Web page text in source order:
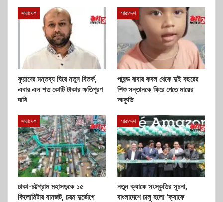
সারাদেশ
ফুয়াদের মন্তব্য ঘিরে নতুন বিতর্ক,
এবার এল শত কোটি টাকার ক্ষতিপূরণ
দাবি
সারাদেশ
পাষন্ড বাবার কবল থেকে দুই বছরের
শিশু সন্তানকে ফিরে পেতে মায়ের
আকুতি
সারাদেশ
ঢাকা-চট্টগ্রাম মহাসড়কে ১৫
কিলোমিটার যানজট, চরম দুর্ভোগে
সারাদেশ
নতুন ক্যাফে সংস্কৃতির সূচনা,
বাংলাদেশে চালু হলো ‘ক্যাফে